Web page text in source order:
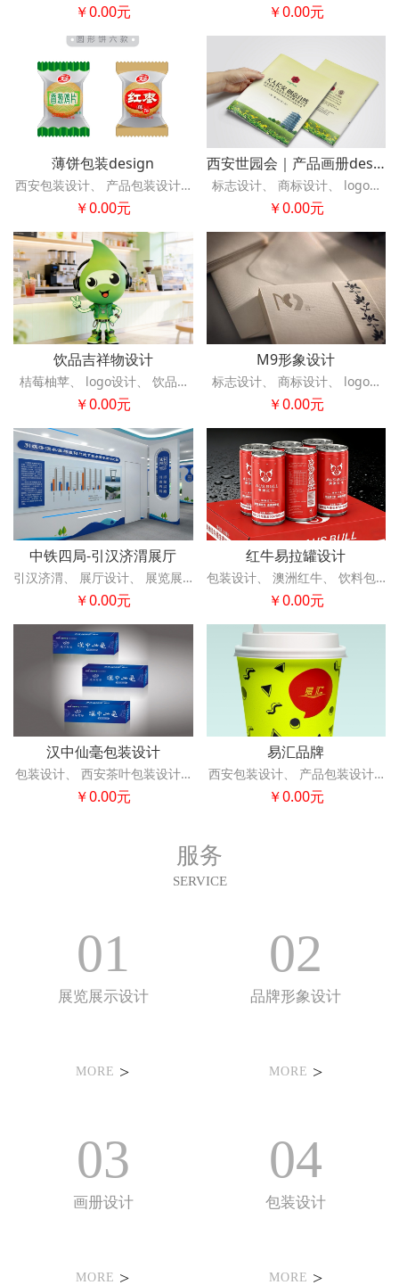
￥0.00元 ￥0.00元
薄饼包装design
西安包装设计、 产品包装设计、 品牌包装设计、 食品包装设计、
￥0.00元
西安世园会｜产品画册design
￥0.00元
饮品吉祥物设计
￥0.00元
M9形象设计
￥0.00元
中铁四局-引汉济渭展厅
引汉济渭、 展厅设计、 展览展示、 引汉济渭展厅设计、 中铁四局、
￥0.00元
红牛易拉罐设计
￥0.00元
汉中仙毫包装设计
包装设计、 西安茶叶包装设计、 产品包装设
￥0.00元
易汇品牌
￥0.00元
服务
SERVICE
01
展览展示设计
MORE >
02
品牌形象设计
MORE >
03
画册设计
MORE >
04
包装设计
MORE >